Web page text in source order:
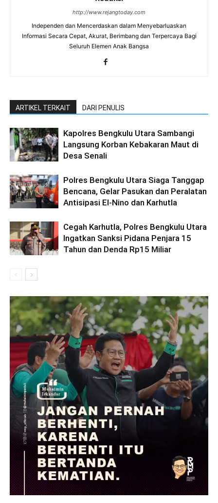
http://www.rejangtoday.com
Independen dan Mencerdaskan dalam Menyebarluaskan
Informasi Secara Cepat, Akurat, Berimbang dan Terpercaya Bagi
Seluruh Elemen Anak Bangsa
ARTIKEL TERKAIT DARI PENULIS
Kapolres Bengkulu Utara Sambangi
Langsung Korban Kebakaran Maut di
Desa Senali
Polres Bengkulu Utara Siaga Tanggap
Bencana, Gelar Pasukan dan Peralatan
Antisipasi El-Nino dan Karhutla
Cegah Karhutla, Polres Bengkulu Utara
Ingatkan Sanksi Pidana Penjara 15
Tahun dan Denda Rp15 Miliar